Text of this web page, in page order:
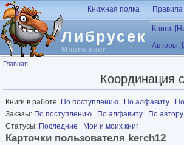
Перейти к основному содержанию
Либрусек
Много книг
Книжная полка Правила
Книги:
Авторы:
Вы здесь
Главная
Координация
Книги в работе: По поступлению По алфавиту
Заказы: По поступлению По алфавиту По автору
Статусы: Последние Мои и моих книг
Карточки пользователя kerch12